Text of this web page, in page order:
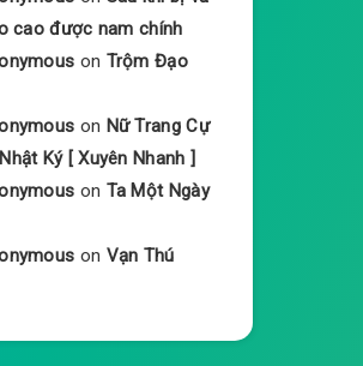
cao được nam chính
on Trộm Đạo
on Nữ Trang Cự
Ký [ Xuyên Nhanh ]
on Ta Một Ngày
on Vạn Thú